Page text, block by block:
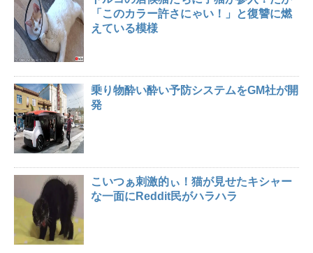
「このカラー許さにゃい！」と復讐に燃
えている模様
乗り物酔い酔い予防システムをGM社が開
発
こいつぁ刺激的ぃ！猫が見せたキシャー
な一面にReddit民がハラハラ